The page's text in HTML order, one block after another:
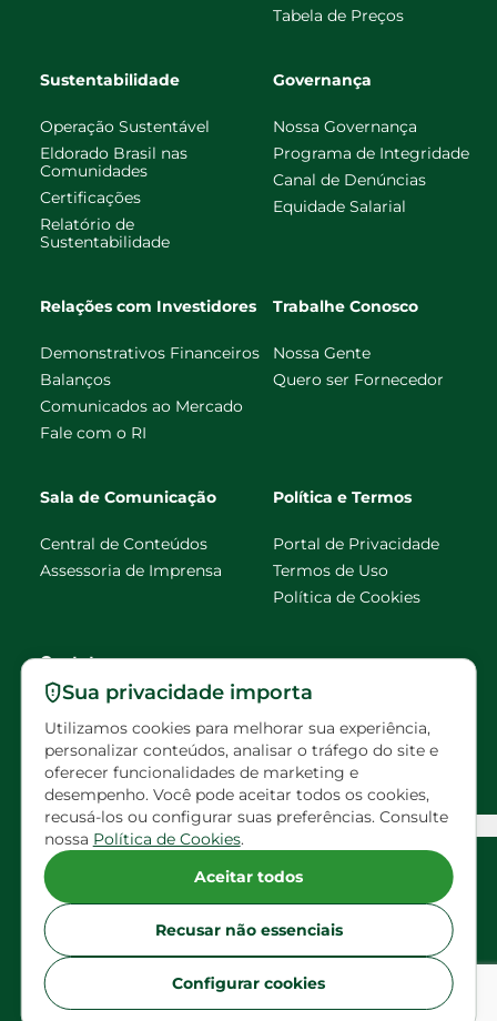
Sua privacidade importa
Utilizamos cookies para melhorar sua experiência,
personalizar conteúdos, analisar o tráfego do site e
oferecer funcionalidades de marketing e
desempenho. Você pode aceitar todos os cookies,
recusá-los ou configurar suas preferências. Consulte
nossa Política de Cookies.
Aceitar todos
Recusar não essenciais
Configurar cookies
Tabela de Preços
Sustentabilidade
Operação Sustentável
Eldorado Brasil nas
Comunidades
Certificações
Relatório de
Sustentabilidade
Governança
Nossa Governança
Programa de Integridade
Canal de Denúncias
Equidade Salarial
Relações com Investidores
Demonstrativos Financeiros
Balanços
Comunicados ao Mercado
Fale com o RI
Trabalhe Conosco
Nossa Gente
Quero ser Fornecedor
Sala de Comunicação
Central de Conteúdos
Assessoria de Imprensa
Política e Termos
Portal de Privacidade
Termos de Uso
Política de Cookies
Contato
faleconosco@eldorado
brasil.com.br
Visitas agendadas
Configuração de Cookies
Siga Eldorado nas redes sociais
Copyright Ⓒ 2026 Eldorado Brasil Inc - Todos os
direitos reservados